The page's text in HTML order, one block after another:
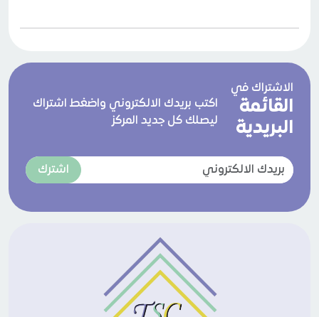
الاشتراك في
القائمة
البريدية
اكتب بريدك الالكتروني واضغط اشتراك
ليصلك كل جديد المركز
اشترك